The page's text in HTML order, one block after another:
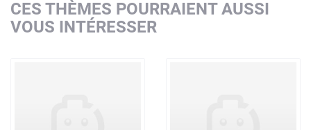
CES THÈMES POURRAIENT AUSSI
VOUS INTÉRESSER